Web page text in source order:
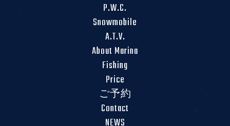
P.W.C.
Snowmobile
A.T.V.
About Marina
Fishing
Price
ご予約
Contact
NEWS